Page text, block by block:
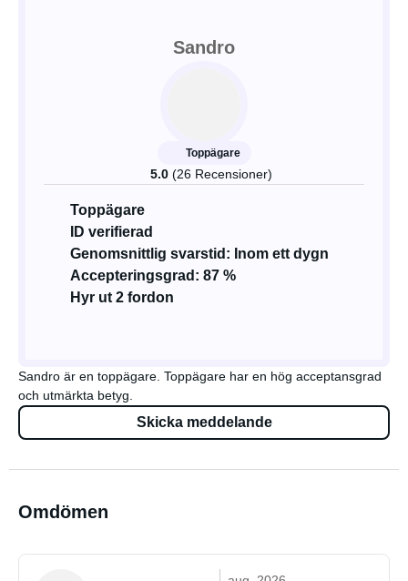
Sandro
Toppägare
5.0 (26 Recensioner)
Toppägare
ID verifierad
Genomsnittlig svarstid: Inom ett dygn
Accepteringsgrad: 87 %
Hyr ut 2 fordon
Sandro är en toppägare. Toppägare har en hög acceptansgrad
och utmärkta betyg.
Skicka meddelande
Omdömen